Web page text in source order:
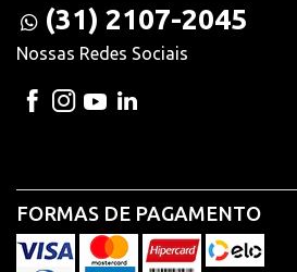
(31) 2107-2045
Nossas Redes Sociais
FORMAS DE PAGAMENTO